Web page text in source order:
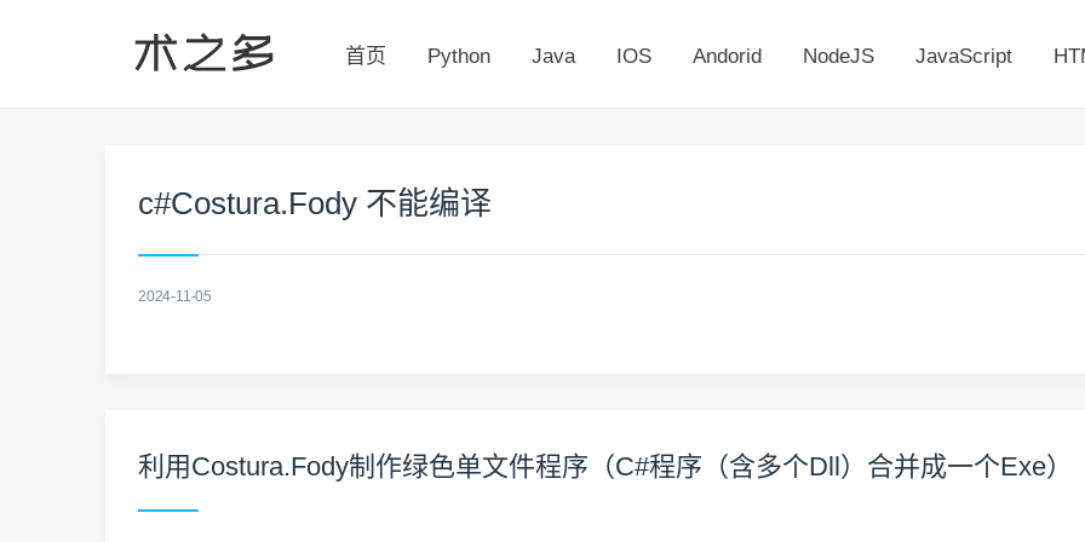
首页 Python Java IOS Andorid NodeJS JavaScript
c#Costura.Fody 不能编译
2024-11-05
利用Costura.Fody制作绿色单文件程序（C#程序（含多个Dll）合并成一个Exe）